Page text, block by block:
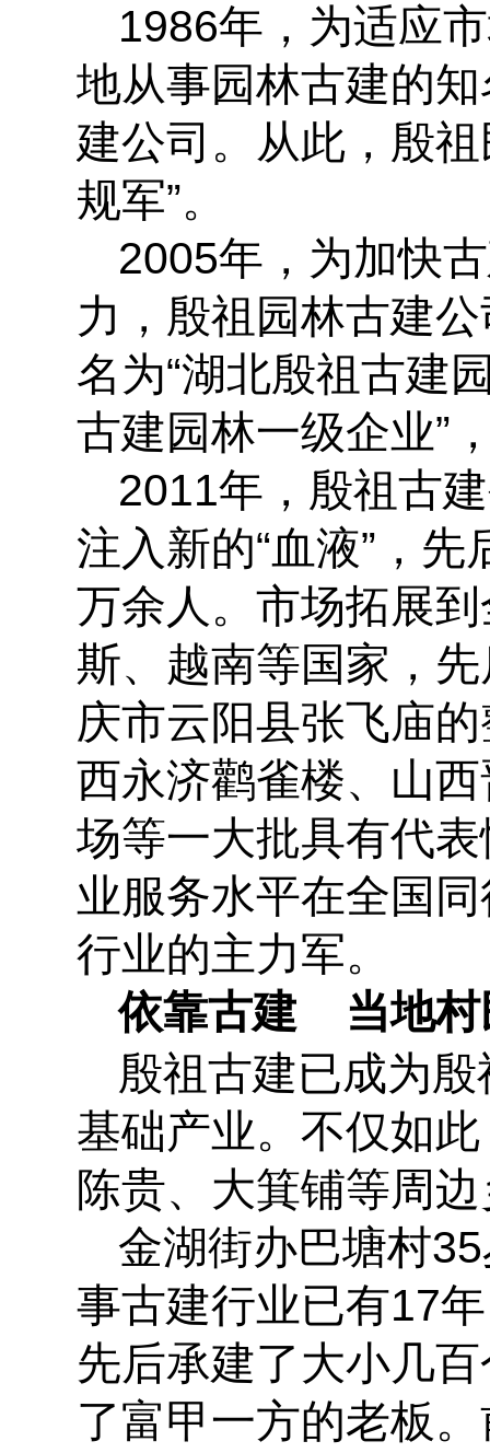
1986年，为适应
地从事园林古建的
建公司。从此，殷祖
规军”。
2005年，为加快
力，殷祖园林古建
名为“湖北殷祖古建
古建园林一级企业”
2011年，殷祖古
注入新的“血液”，
万余人。市场拓展
斯、越南等国家，
庆市云阳县张飞庙
西永济鹳雀楼、山
场等一大批具有代
业服务水平在全国
行业的主力军。
依靠古建 当地村
殷祖古建已成为
基础产业。不仅如
陈贵、大箕铺等周
金湖街办巴塘村
事古建行业已有17
先后承建了大小几
了富甲一方的老板